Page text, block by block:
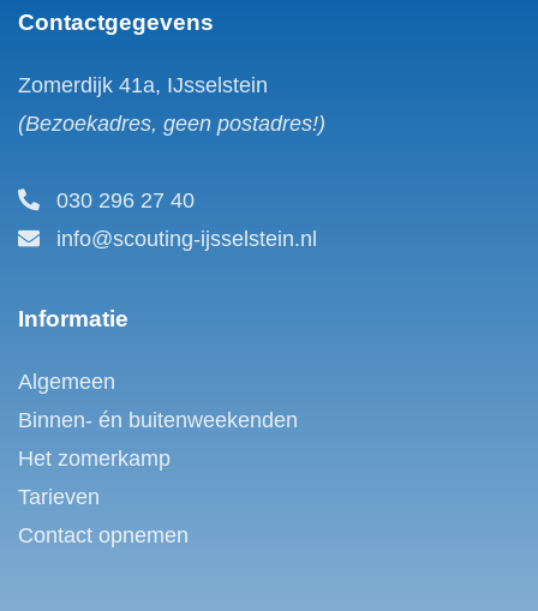
Contactgegevens
Zomerdijk 41a, IJsselstein
(Bezoekadres, geen postadres!)
030 296 27 40
info@scouting-ijsselstein.nl
Informatie
Algemeen
Binnen- én buitenweekenden
Het zomerkamp
Tarieven
Contact opnemen